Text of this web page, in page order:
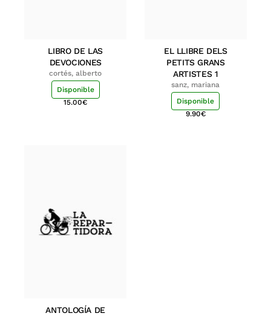
LIBRO DE LAS
DEVOCIONES
cortés, alberto
Disponible
15.00€
EL LLIBRE DELS
PETITS GRANS
ARTISTES 1
sanz, mariana
Disponible
9.90€
ANTOLOGÍA DE